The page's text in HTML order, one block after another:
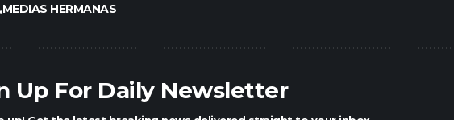
MEDIAS HERMANAS
Up For Daily Newsletter